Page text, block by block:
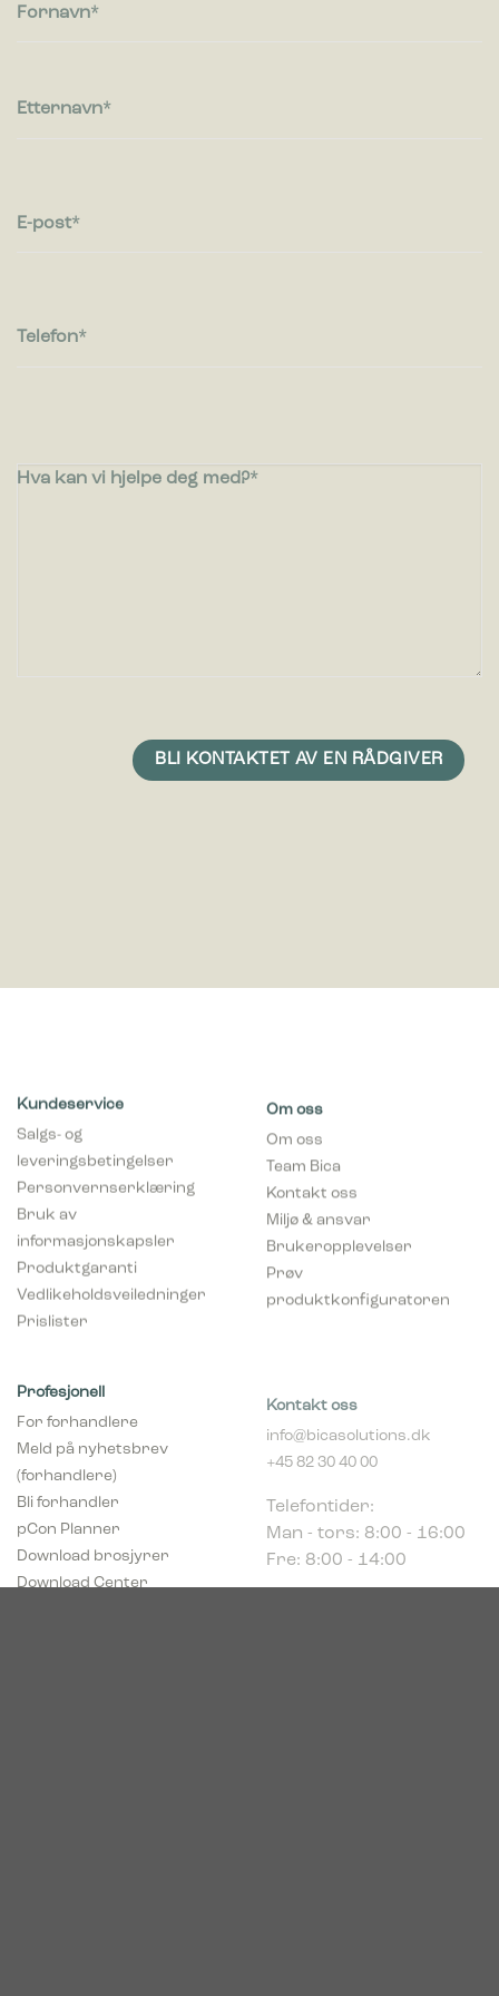
rapportere informasjon anonymt.
Markedsførings-cookies brukes til å spore besøkende på
Fornavn
Etternavn
E-post
Telefon
Hva kan vi hjelpe deg med?
Kundeservice
Salgs- og
leveringsbetingelser
Personvernserklæring
Bruk av
informasjonskapsler
Produktgaranti
Vedlikeholdsveiledninger
Prislister
Om oss
Om oss
Team Bica
Kontakt oss
Miljø & ansvar
Brukeropplevelser
Prøv
produktkonfiguratoren
Profesjonell
For forhandlere
Meld på nyhetsbrev
(forhandlere)
Bli forhandler
pCon Planner
Download brosjyrer
Download Center
+45 82 30 40 00
Man - tors: 8:00 - 16:00
Fre: 8:00 - 14:00
Norge